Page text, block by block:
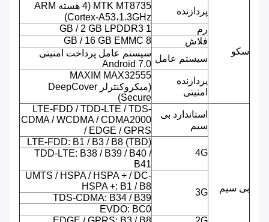
سکو
پردازنده
MTK MT8735 (4 هسته ARM
Cortex-A53،1.3GHz)
رم
1 GB / 2 GB LPDDR3
فلاش
8 GB / 16 GB EMMC
سیستم عامل
سیستم عامل پرداخت امنیتی
Android 7.0
پردازنده
امنیتی
MAXIM MAX32555
(میکروکنترلر DeepCover
Secure)
بی سیم
استاندارد بی
سیم
LTE-FDD / TDD-LTE / TDS-
CDMA / WCDMA / CDMA2000
/ EDGE / GPRS
4G
LTE-FDD: B1 / B3 / B8 (TBD)
TDD-LTE: B38 / B39 / B40 /
B41
3G
UMTS / HSPA / HSPA + / DC-
HSPA +: B1 / B8
TDS-CDMA: B34 / B39
EVDO: BC0